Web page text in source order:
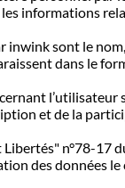
informations
inwink sont le
dans le
et de la
n°78-17
des données